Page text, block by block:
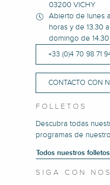
03200 VICHY
Abierto de lunes
horas y de 13.30
domingo de 14.30
+33 (0)4 70 98 71
CONTACTO CON
FOLLETOS
Descubra todas
programas de
Todos nuestros folletos
SIGA CON